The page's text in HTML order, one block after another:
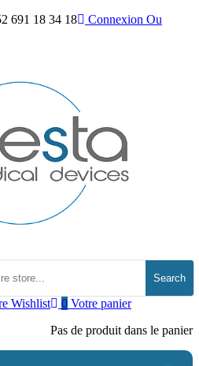
691 18 34 18 Connexion Ou
Search
0 Votre panier
Pas de produit dans le panier
Wishlist